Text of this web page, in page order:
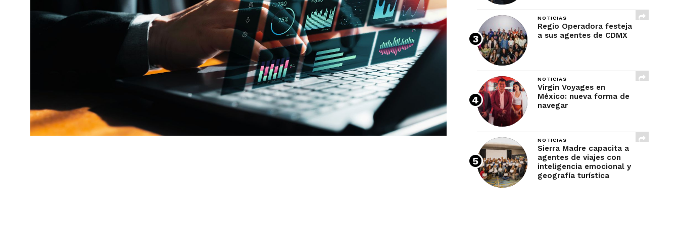
NOTICIAS
Regio Operadora festeja
a sus agentes de CDMX
NOTICIAS
Virgin Voyages en
México: nueva forma de
navegar
NOTICIAS
Sierra Madre capacita a
agentes de viajes con
inteligencia emocional y
geografía turística